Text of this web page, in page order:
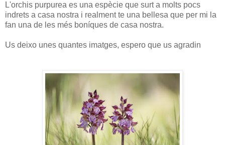
L'orchis purpurea es una espècie que surt a molts pocs
indrets a casa nostra i realment te una bellesa que per mi la
fan una de les més boníques de casa nostra.
Us deixo unes quantes imatges, espero que us agradin